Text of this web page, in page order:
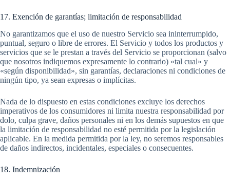
17. Exención de garantías; limitación de responsabilidad
No garantizamos que el uso de nuestro Servicio sea ininterrumpido,
puntual, seguro o libre de errores. El Servicio y todos los productos y
servicios que se le prestan a través del Servicio se proporcionan (salvo
que nosotros indiquemos expresamente lo contrario) «tal cual» y
«según disponibilidad», sin garantías, declaraciones ni condiciones de
ningún tipo, ya sean expresas o implícitas.
Nada de lo dispuesto en estas condiciones excluye los derechos
imperativos de los consumidores ni limita nuestra responsabilidad por
dolo, culpa grave, daños personales ni en los demás supuestos en que
la limitación de responsabilidad no esté permitida por la legislación
aplicable. En la medida permitida por la ley, no seremos responsables
de daños indirectos, incidentales, especiales o consecuentes.
18. Indemnización